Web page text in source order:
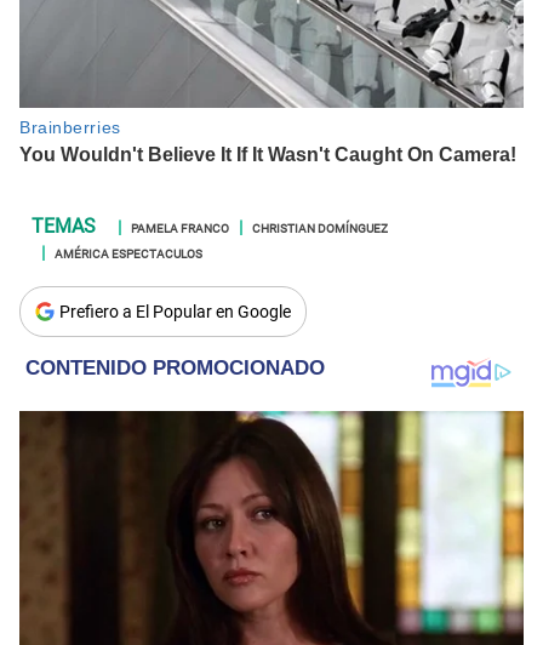
PAMELA FRANCO
CHRISTIAN DOMÍNGUEZ
AMÉRICA ESPECTACULOS
Prefiero a El Popular en Google